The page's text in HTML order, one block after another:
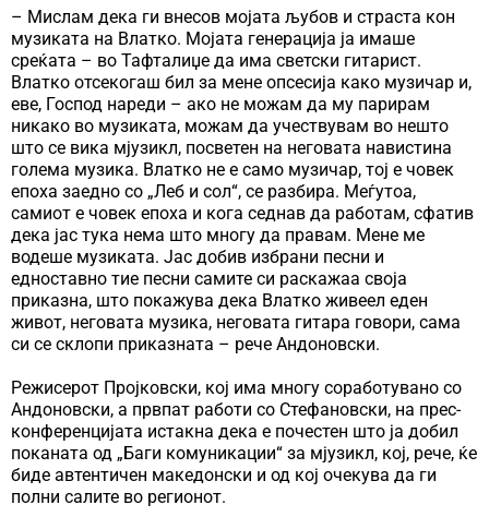
– Мислам дека ги внесов мојата љубов и страста кон
музиката на Влатко. Мојата генерација ја имаше
среќата – во Тафталиџе да има светски гитарист.
Влатко отсекогаш бил за мене опсесија како музичар и,
еве, Господ нареди – ако не можам да му парирам
никако во музиката, можам да учествувам во нешто
што се вика мјузикл, посветен на неговата навистина
голема музика. Влатко не е само музичар, тој е човек
епоха заедно со „Леб и сол“, се разбира. Меѓутоа,
самиот е човек епоха и кога седнав да работам, сфатив
дека јас тука нема што многу да правам. Мене ме
водеше музиката. Јас добив избрани песни и
едноставно тие песни самите си раскажаа своја
приказна, што покажува дека Влатко живеел еден
живот, неговата музика, неговата гитара говори, сама
си се склопи приказната – рече Андоновски.
Режисерот Пројковски, кој има многу соработувано со
Андоновски, а првпат работи со Стефановски, на прес-
конференцијата истакна дека е почестен што ја добил
поканата од „Баги комуникации“ за мјузикл, кој, рече, ќе
биде автентичен македонски и од кој очекува да ги
полни салите во регионот.